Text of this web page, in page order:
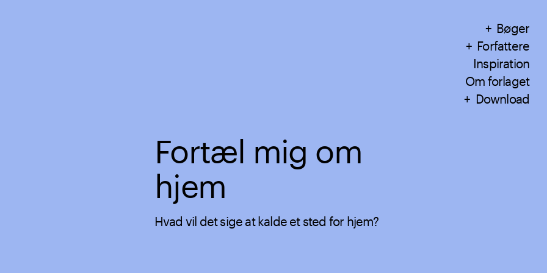
Bøger
Forfattere
Inspiration
Om forlaget
Download
Fortæl mig om
hjem
Hvad vil det sige at kalde et sted for hjem?